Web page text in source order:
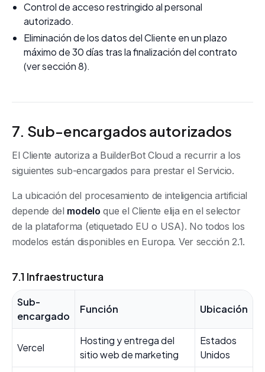
Control de acceso restringido al personal
autorizado.
Eliminación de los datos del Cliente en un plazo
máximo de 30 días tras la finalización del contrato
(ver sección 8).
7. Sub-encargados autorizados
El Cliente autoriza a BuilderBot Cloud a recurrir a los
siguientes sub-encargados para prestar el Servicio.
La ubicación del procesamiento de inteligencia artificial
depende del modelo que el Cliente elija en el selector
de la plataforma (etiquetado EU o USA). No todos los
modelos están disponibles en Europa. Ver sección 2.1.
7.1 Infraestructura
Sub-
encargado
Función Ubicación
Vercel
Hosting y entrega del
sitio web de marketing
Estados
Unidos